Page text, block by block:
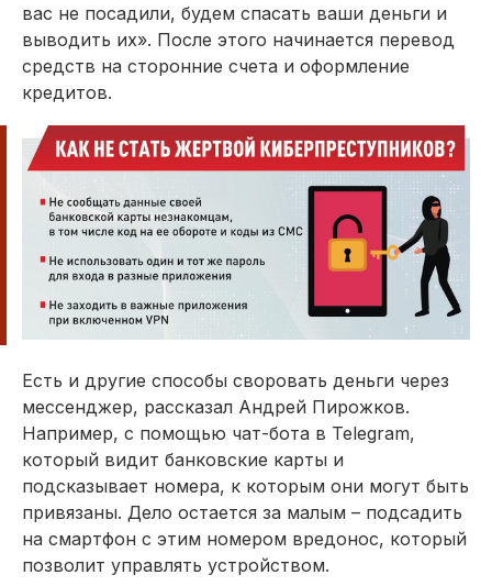
вас не посадили, будем спасать ваши деньги и
выводить их». После этого начинается перевод
средств на сторонние счета и оформление
кредитов.
Есть и другие способы своровать деньги через
мессенджер, рассказал Андрей Пирожков.
Например, с помощью чат-бота в Telegram,
который видит банковские карты и
подсказывает номера, к которым они могут быть
привязаны. Дело остается за малым – подсадить
на смартфон с этим номером вредонос, который
позволит управлять устройством.